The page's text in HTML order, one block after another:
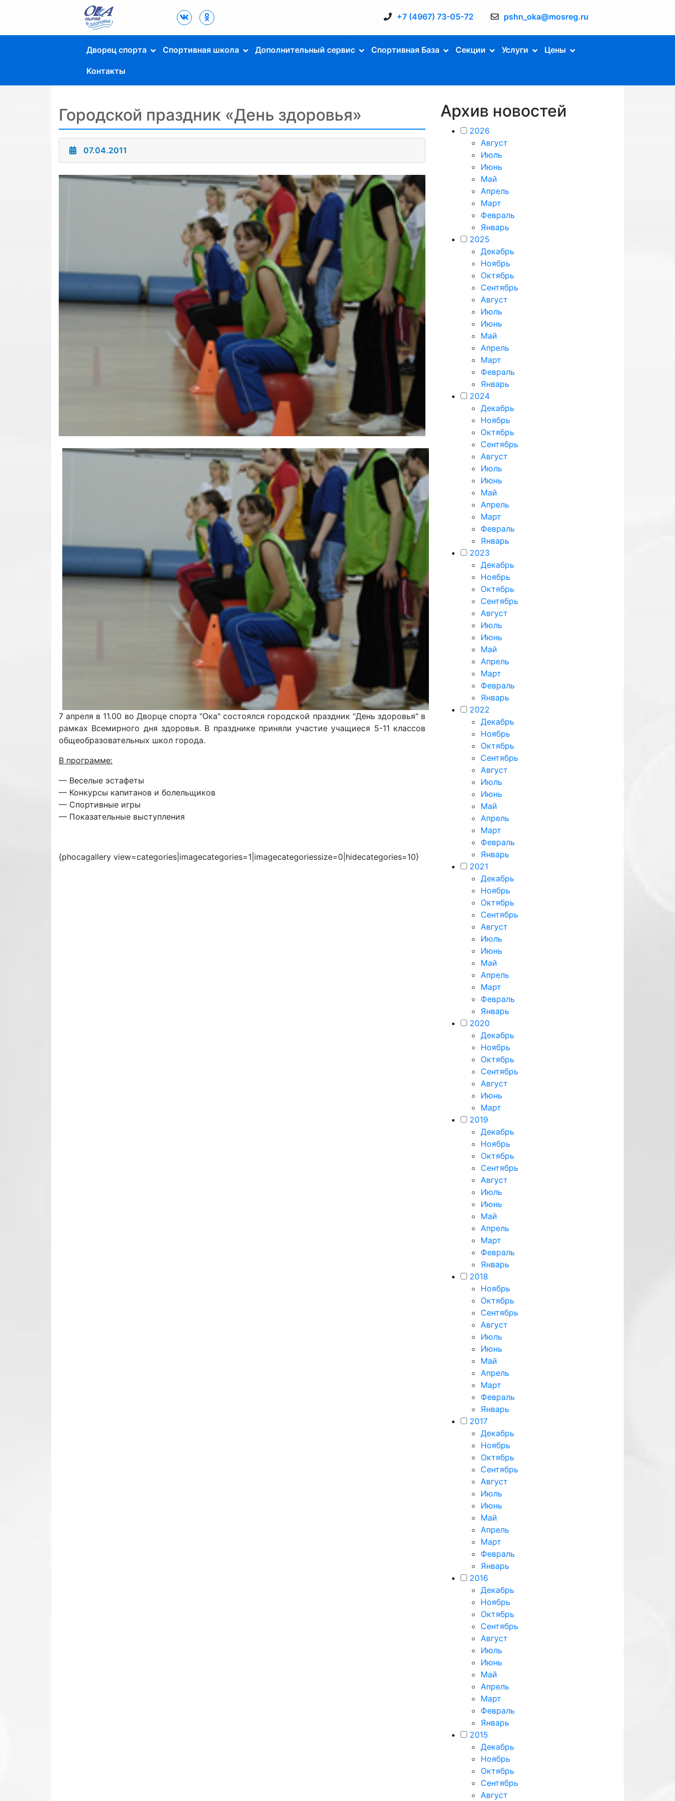
Дворец Спорта
"Ока" г. Пущино
+7 (4967) 73-05-72 pshn_oka@mosreg.ru
Дворец спорта Спортивная школа Дополнительный сервис Спортивная База Секции Услуги Цены
Контакты
Городской праздник «День здоровья»
07.04.2011
7 апреля в 11.00 во Дворце спорта "Ока" состоялся городской праздник "День здоровья" в
рамках Всемирного дня здоровья. В празднике приняли участие учащиеся 5-11 классов
общеобразовательных школ города.
В программе:
— Веселые эстафеты
— Конкурсы капитанов и болельщиков
— Спортивные игры
— Показательные выступления
{phocagallery view=categories|imagecategories=1|imagecategoriessize=0|hidecategories=10}
Архив новостей
2026
Август
Июль
Июнь
Май
Апрель
Март
Февраль
Январь
2025
Декабрь
Ноябрь
Октябрь
Сентябрь
Август
Июль
Июнь
Май
Апрель
Март
Февраль
Январь
2024
Декабрь
Ноябрь
Октябрь
Сентябрь
Август
Июль
Июнь
Май
Апрель
Март
Февраль
Январь
2023
Декабрь
Ноябрь
Октябрь
Сентябрь
Август
Июль
Июнь
Май
Апрель
Март
Февраль
Январь
2022
Декабрь
Ноябрь
Октябрь
Сентябрь
Август
Июль
Июнь
Май
Апрель
Март
Февраль
Январь
2021
Декабрь
Ноябрь
Октябрь
Сентябрь
Август
Июль
Июнь
Май
Апрель
Март
Февраль
Январь
2020
Декабрь
Ноябрь
Октябрь
Сентябрь
Август
Июнь
Март
2019
Декабрь
Ноябрь
Октябрь
Сентябрь
Август
Июль
Июнь
Май
Апрель
Март
Февраль
Январь
2018
Ноябрь
Октябрь
Сентябрь
Август
Июль
Июнь
Май
Апрель
Март
Февраль
Январь
2017
Декабрь
Ноябрь
Октябрь
Сентябрь
Август
Июль
Июнь
Май
Апрель
Март
Февраль
Январь
2016
Декабрь
Ноябрь
Октябрь
Сентябрь
Август
Июль
Июнь
Май
Апрель
Март
Февраль
Январь
2015
Декабрь
Ноябрь
Октябрь
Сентябрь
Август